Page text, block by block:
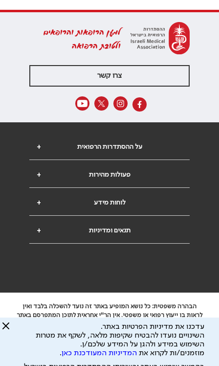
למען הרופאות והרופאים
ולטובת הרפואה
צרו קשר
+ על ההסתדרות הרפואית
+ פעולות מהירות
+ לוחות מידע
+ תנאים ומדיניות
הבהרה משפטית: כל נושא המופיע באתר זה נועד להשכלה בלבד ואין
לראות בו ייעוץ רפואי או משפטי. אין הר"י אחראית לתוכן המתפרסם באתר
זה ולכל נזק שעלול להיגרם.
ידוע לי שהר"י אוספת ושומרת מידע אישי לצורך מתן השרות וכי חלק ממנו
עשוי להיות מועבר לצדדים שלישיים, הכל בכפוף ל
ולתנאי השימוש
עדכנו את מדיניות הפרטיות באתר.
השינויים נועדו להבטיח שקיפות מלאה, לשקף את מטרות
השימוש במידע ולהגן על המידע שלכם/ן.
מוזמנים/ות לקרוא את המדיניות המעודכנת כאן.